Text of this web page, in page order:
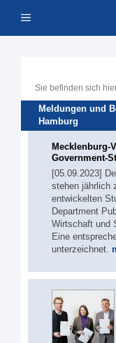
Inhalt Menü
Sie befinden sich
Meldungen und
Hamburg
Mecklenburg-
Government-
[05.09.2023]
stehen jährlich
entwickelten
Department
Wirtschaft und
Eine
unterzeichnet.